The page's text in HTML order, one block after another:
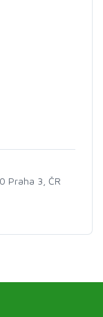
Praha 3, ČR